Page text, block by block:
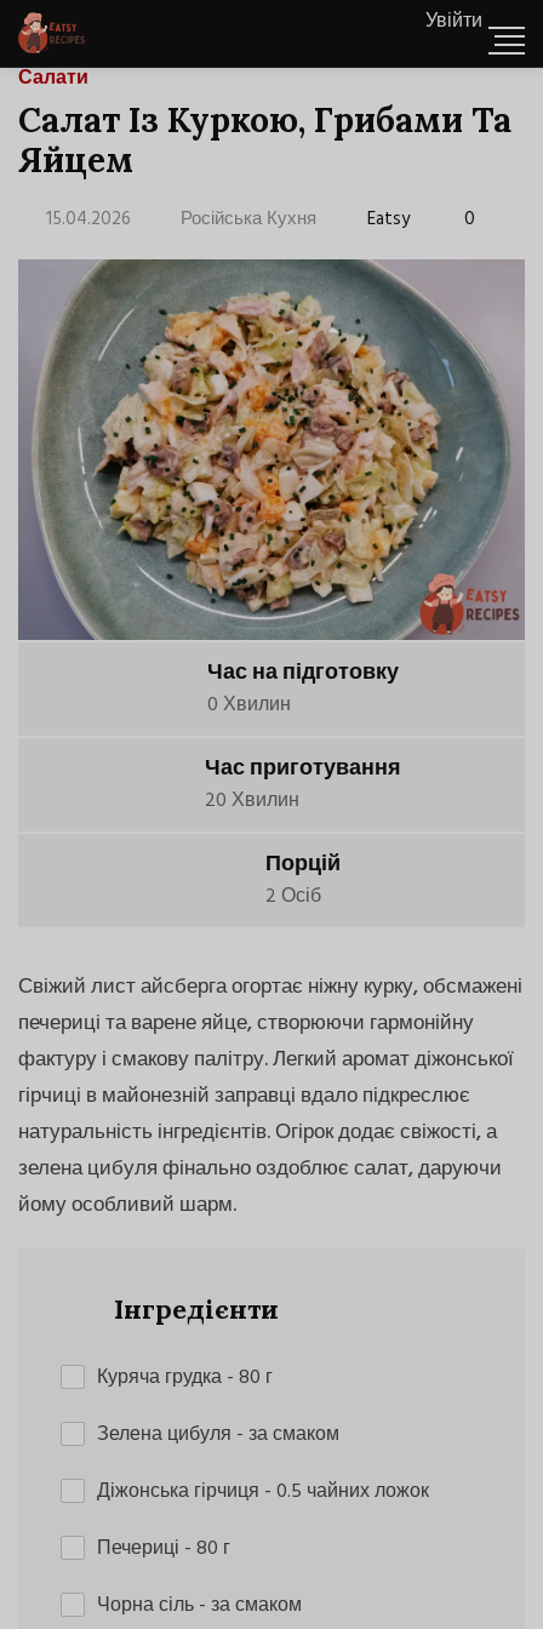
Увійти
Салати
Салат Із Куркою, Грибами Та
Яйцем
15.04.2026 Російська Кухня Eatsy 0
Час на підготовку
0 Хвилин
Час приготування
20 Хвилин
Порцій
2 Осіб
Свіжий лист айсберга огортає ніжну курку, обсмажені
печериці та варене яйце, створюючи гармонійну
фактуру і смакову палітру. Легкий аромат діжонської
гірчиці в майонезній заправці вдало підкреслює
натуральність інгредієнтів. Огірок додає свіжості, а
зелена цибуля фінально оздоблює салат, даруючи
йому особливий шарм.
Інгредієнти
Куряча грудка- 80 г
Зелена цибуля - за смаком
Діжонська гірчиця - 0.5 чайних ложок
Печериці - 80 г
Чорна сіль- за смаком